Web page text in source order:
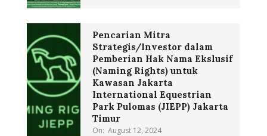
Pencarian Mitra
Strategis/Investor dalam
Pemberian Hak Nama Ekslusif
(Naming Rights) untuk
Kawasan Jakarta
International Equestrian
Park Pulomas (JIEPP) Jakarta
Timur
On: August 12, 2024